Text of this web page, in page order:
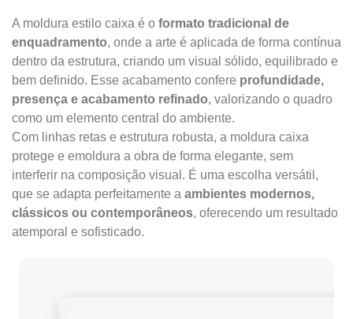
A moldura estilo caixa é o formato tradicional de
enquadramento, onde a arte é aplicada de forma contínua
dentro da estrutura, criando um visual sólido, equilibrado e
bem definido. Esse acabamento confere profundidade,
presença e acabamento refinado, valorizando o quadro
como um elemento central do ambiente.
Com linhas retas e estrutura robusta, a moldura caixa
protege e emoldura a obra de forma elegante, sem
interferir na composição visual. É uma escolha versátil,
que se adapta perfeitamente a ambientes modernos,
clássicos ou contemporâneos, oferecendo um resultado
atemporal e sofisticado.